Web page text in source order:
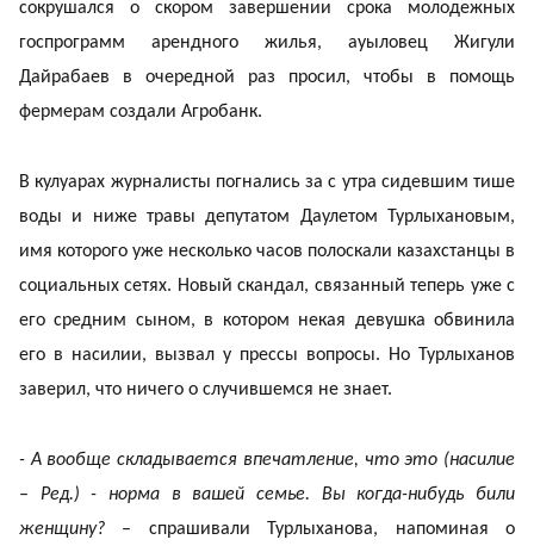
сокрушался о скором завершении срока молодежных
госпрограмм арендного жилья, ауыловец Жигули
Дайрабаев в очередной раз просил, чтобы в помощь
фермерам создали Агробанк.
В кулуарах журналисты погнались за с утра сидевшим тише
воды и ниже травы депутатом Даулетом Турлыхановым,
имя которого уже несколько часов полоскали казахстанцы в
социальных сетях. Новый скандал, связанный теперь уже с
его средним сыном, в котором некая девушка обвинила
его в насилии, вызвал у прессы вопросы. Но Турлыханов
заверил, что ничего о случившемся не знает.
- А вообще складывается впечатление, что это (насилие
– Ред.) - норма в вашей семье. Вы когда-нибудь били
женщину? – спрашивали Турлыханова, напоминая о